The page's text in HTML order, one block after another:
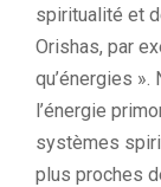
spiritualité et
Orishas, par
qu’énergies
l’énergie
systèmes
plus proches